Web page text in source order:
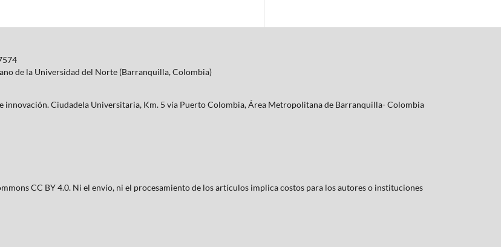
de la Universidad del Norte (Barranquilla, Colombia)
Ciudadela Universitaria, Km. 5 vía Puerto Colombia, Área Metropolitana de Barranquilla- Colombia
CC BY 4.0. Ni el envío, ni el procesamiento de los artículos implica costos para los autores o instituciones